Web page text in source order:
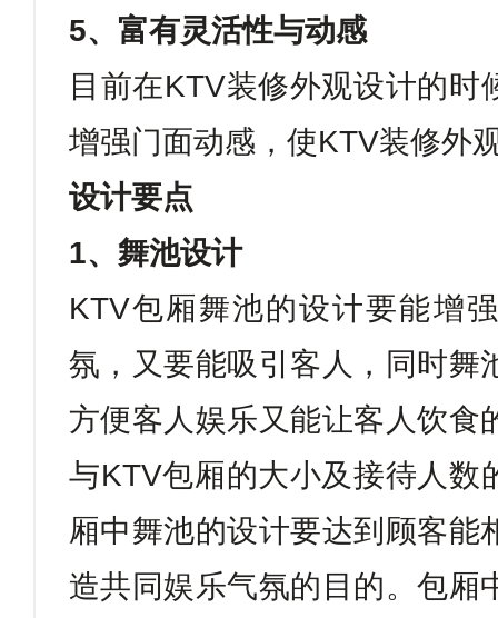
5、富有灵活性与动感
目前在KTV装修外观设计的时
增强门面动感，使KTV装修外
设计要点
1、舞池设计
KTV包厢舞池的设计要能增
氛，又要能吸引客人，同时舞
方便客人娱乐又能让客人饮食
与KTV包厢的大小及接待人数
厢中舞池的设计要达到顾客能
造共同娱乐气氛的目的。包厢